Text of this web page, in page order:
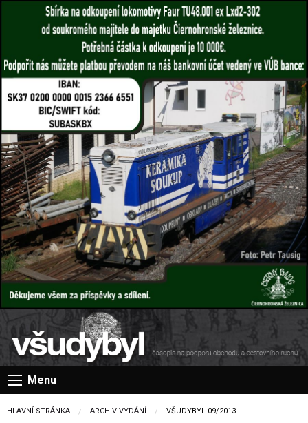
Menu
HLAVNÍ STRÁNKA ARCHIV VYDÁNÍ CURRENT:
VŠUDYBYL 09/2013